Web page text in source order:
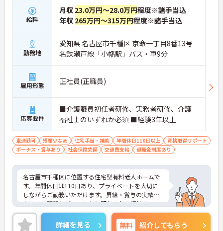
給料
月収 23.0万円～28.0万円程度※諸手当込
年収 265万円～315万円程度※諸手当込
勤務地
愛知県 名古屋市千種区 京命一丁目8番13号
名鉄瀬戸線「小幡駅」バス・車9分
雇用形態 正社員(正職員)
応募要件
■介護職員初任者研修、実務者研修、介護
福祉士のいずれか必須 ■経験3年以上
車通勤可 残業少なめ 住宅手当・補助 年間休日110日以上
資格取得サポート
ボーナス・賞与あり
社会保険完備 交通費支給 退職金制度あり
名古屋市千種区に位置する住宅型有料老人ホームで
す。年間休日は110日あり、プライベートを大切に
しながらご勤務いただけます。昇給・賞与の実績も
あるので頑張りがしっかりと評価される環境です。
ご興味をお持ちの方はお気軽にお問い合わせくださ
い。
詳細を見る 無料 紹介してもらう